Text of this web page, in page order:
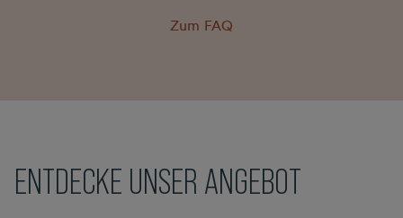
Zum FAQ
ENTDECKE UNSER ANGEBOT